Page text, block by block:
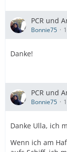
PCR und
Bonnie75
Danke!
PCR und
Bonnie75
Danke Ulla, ich
Wenn ich am